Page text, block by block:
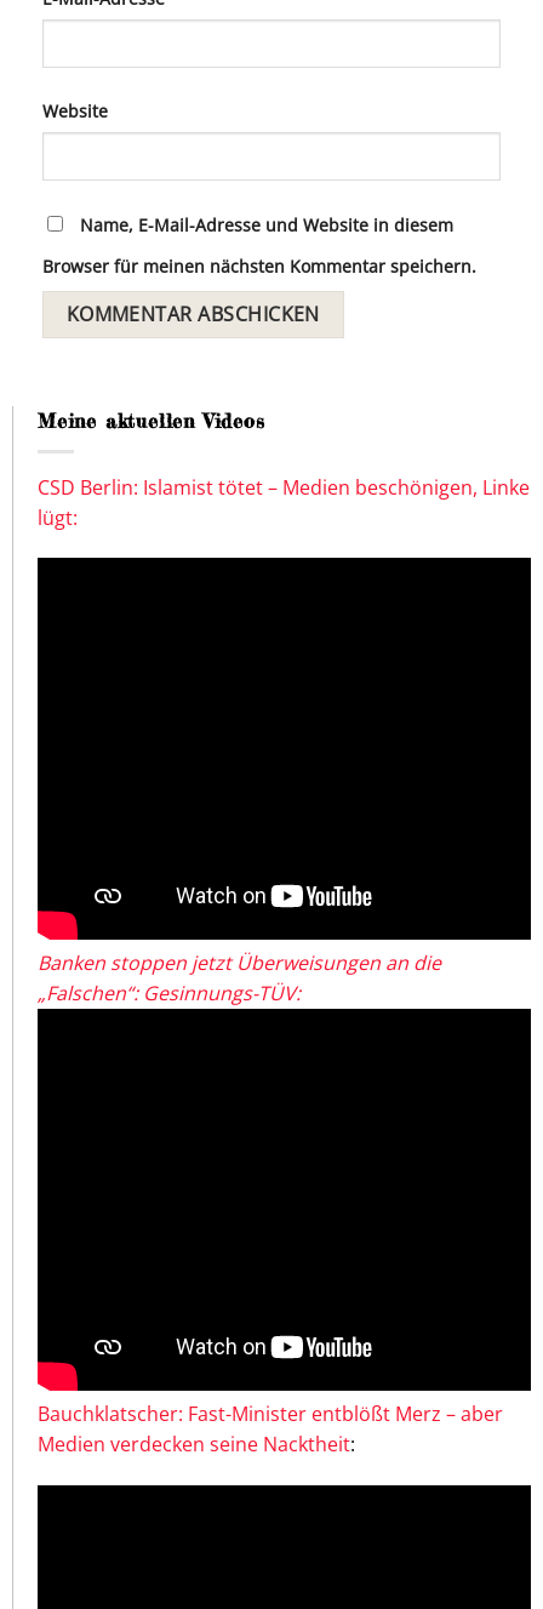
Website
Name, E-Mail-Adresse und Website in diesem
Browser für meinen nächsten Kommentar speichern.
Meine aktuellen Videos
CSD Berlin: Islamist tötet – Medien beschönigen, Linke
lügt:
Banken stoppen jetzt Überweisungen an die
„Falschen“: Gesinnungs-TÜV:
Bauchklatscher: Fast-Minister entblößt Merz – aber
Medien verdecken seine Nacktheit: